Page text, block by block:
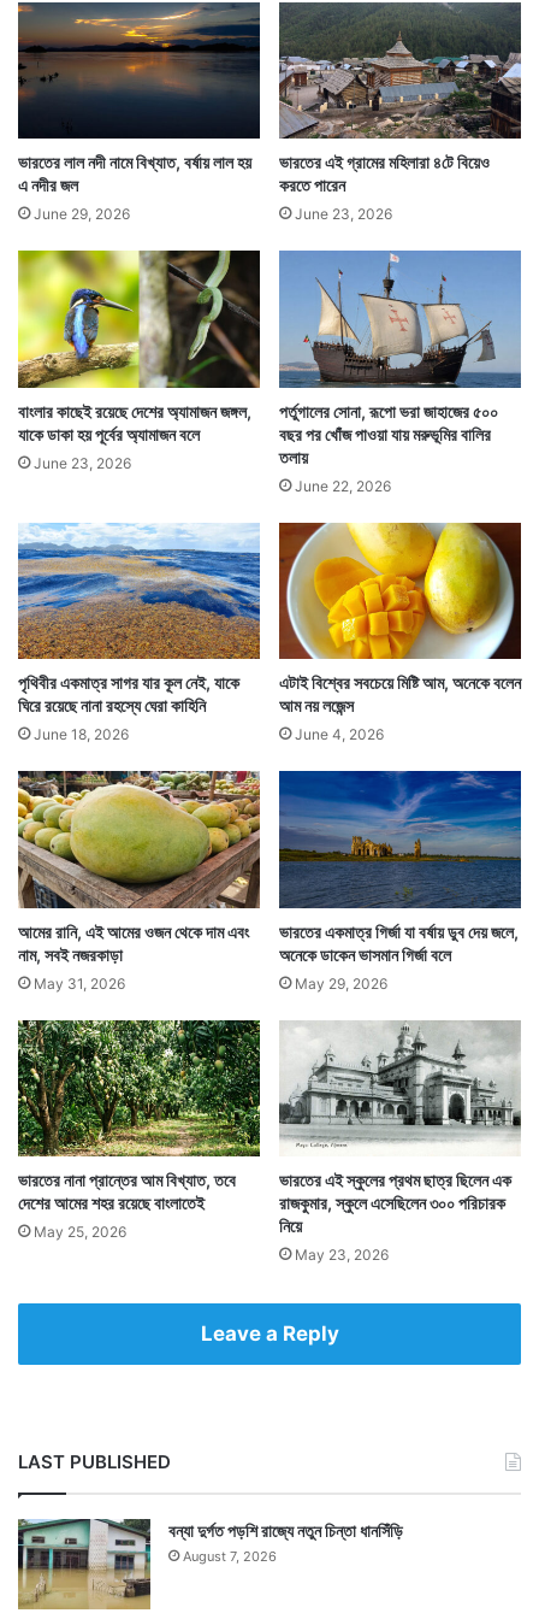
বিখ্যাত ব্যক্তি। যাঁকে মানুষ পছন্দ করেননা। তাঁর ছবি ওই পুতুলে
লাগিয়ে দেওয়া হয়।
ঠিক যেমন প্রতিবাদের ভাষা হিসাবে কুশপুতুল দাহ করা হয় তেমন।
ওই কুশপুতুলে আগুন দিয়ে তার ধারে আনন্দে মেতে ওঠেন সকলে।
তারপর শুরু হয় উৎসব বা কার্নিভাল। প্রসঙ্গত বছর চার আগে
দেশের প্রাক্তন প্রেসিডেন্টের পুতুলেই আগুন দিয়েছিলেন মেক্সিকোর
মানুষজন।
Tags Bengali Feature Mexico
য়া
স
ভ্য
তা
র
জ
ভারতের লাল নদী নামে বিখ্যাত, বর্ষায় লাল হয়
এ নদীর জল
June 29, 2026
ভারতের এই গ্রামের মহিলারা ৪টে বিয়েও
করতে পারেন
June 23, 2026
বাংলার কাছেই রয়েছে দেশের অ্যামাজন জঙ্গল,
যাকে ডাকা হয় পূর্বের অ্যামাজন বলে
June 23, 2026
পর্তুগালের সোনা, রূপো ভরা জাহাজের ৫০০
বছর পর খোঁজ পাওয়া যায় মরুভূমির বালির
তলায়
June 22, 2026
পৃথিবীর একমাত্র সাগর যার কূল নেই, যাকে
ঘিরে রয়েছে নানা রহস্যে ঘেরা কাহিনি
June 18, 2026
এটাই বিশ্বের সবচেয়ে মিষ্টি আম, অনেকে বলেন
আম নয় লজেন্স
June 4, 2026
আমের রানি, এই আমের ওজন থেকে দাম এবং
নাম, সবই নজরকাড়া
May 31, 2026
ভারতের একমাত্র গির্জা যা বর্ষায় ডুব দেয় জলে,
অনেকে ডাকেন ভাসমান গির্জা বলে
May 29, 2026
ভারতের নানা প্রান্তের আম বিখ্যাত, তবে
দেশের আমের শহর রয়েছে বাংলাতেই
May 25, 2026
ভারতের এই স্কুলের প্রথম ছাত্র ছিলেন এক
রাজকুমার, স্কুলে এসেছিলেন ৩০০ পরিচারক
নিয়ে
May 23, 2026
Leave a Reply
LAST PUBLISHED
বন্যা দুর্গত পড়শি রাজ্যে নতুন চিন্তা ধানসিঁড়ি
August 7, 2026